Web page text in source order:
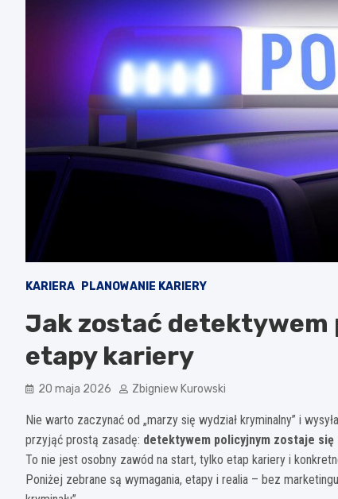
KARIERA PLANOWANIE KARIERY
Jak zostać detektywem
etapy kariery
20 maja 2026 Zbigniew Kurowski
Nie warto zaczynać od „marzy się wydział kryminalny” i
przyjąć prostą zasadę: detektywem policyjnym zostaje się
To nie jest osobny zawód na start, tylko etap kariery i
Poniżej zebrane są wymagania, etapy i realia – bez